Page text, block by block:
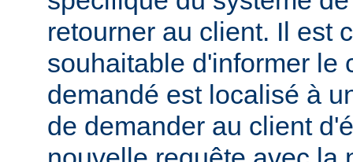
retourner au client. Il est
souhaitable d'informer le
demandé est localisé à
de demander au client